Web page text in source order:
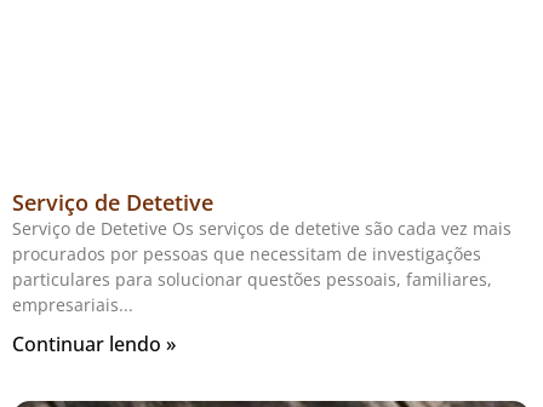
Serviço de Detetive
Serviço de Detetive Os serviços de detetive são cada vez mais
procurados por pessoas que necessitam de investigações
particulares para solucionar questões pessoais, familiares,
empresariais
Continuar lendo »